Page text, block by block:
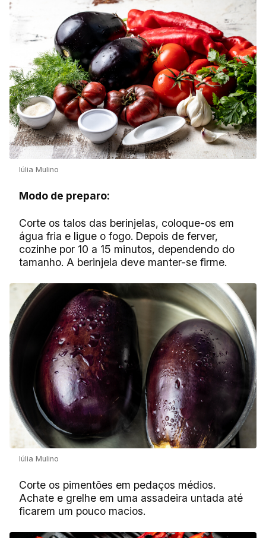
Iúlia Mulino
Modo de preparo:
Corte os talos das berinjelas, coloque-os em
água fria e ligue o fogo. Depois de ferver,
cozinhe por 10 a 15 minutos, dependendo do
tamanho. A berinjela deve manter-se firme.
Iúlia Mulino
Corte os pimentões em pedaços médios.
Achate e grelhe em uma assadeira untada até
ficarem um pouco macios.